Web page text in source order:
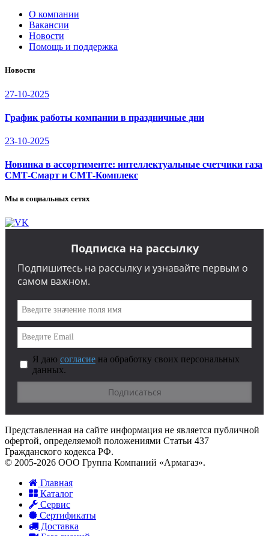
О компании
Вакансии
Новости
Помощь и поддержка
Новости
27-10-2025
График работы компании в праздничные дни
23-10-2025
Новинка в ассортименте: интеллектуальные счетчики газа
СМТ-Смарт и СМТ-Комплекс
Мы в социальных сетях
Подписка на рассылку
Подпишитесь на рассылку и узнавайте первым о
самом важном.
Я даю согласие на обработку своих персональных
данных.
Представленная на сайте информация не является публичной
офертой, определяемой положениями Статьи 437
Гражданского кодекса РФ.
© 2005-2026 ООО Группа Компаний «Армагаз».
Главная
Каталог
Сервис
Сертификаты
Доставка